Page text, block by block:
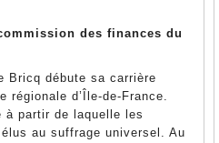
des finances du
Bricq débute sa carrière
régionale d’Île-de-France.
à partir de laquelle les
au suffrage universel. Au